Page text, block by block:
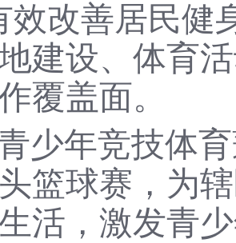
效改善居民健
建设、体育
覆盖面。
少年竞技体
篮球赛，为
活，激发青